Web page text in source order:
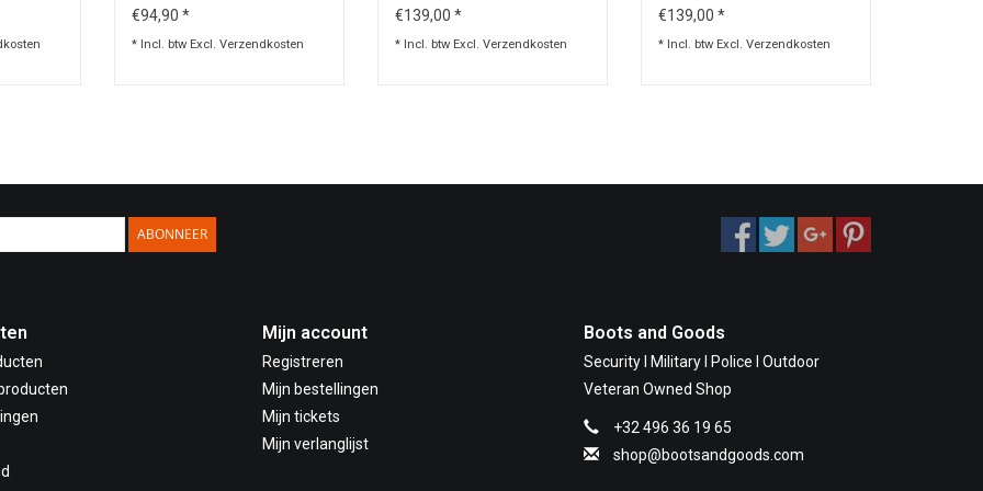
Case
€94,90 *
* Incl. btw Excl. Verzendkosten
15 cm
€139,00 *
* Incl. btw Excl. Verzendkosten
zwart voor 5 pistolen/18
magazijnen
€139,00 *
* Incl. btw Excl. Verzendkosten
ABONNEER
Mijn account
Registreren
Mijn bestellingen
Mijn tickets
Mijn verlanglijst
Boots and Goods
Security I Military I Police I Outdoor
Veteran Owned Shop
+32 496 36 19 65
shop@bootsandgoods.com